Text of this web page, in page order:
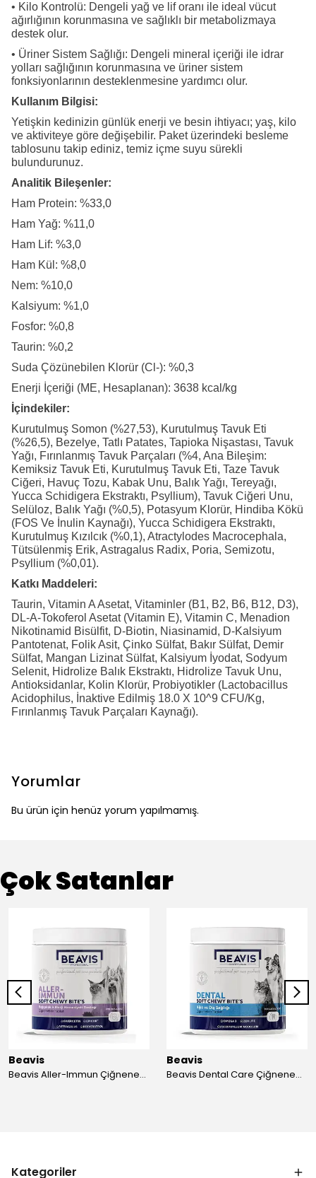
• Kilo Kontrolü: Dengeli yağ ve lif oranı ile ideal vücut
ağırlığının korunmasına ve sağlıklı bir metabolizmaya
destek olur.
• Üriner Sistem Sağlığı: Dengeli mineral içeriği ile idrar
yolları sağlığının korunmasına ve üriner sistem
fonksiyonlarının desteklenmesine yardımcı olur.
Kullanım Bilgisi:
Yetişkin kedinizin günlük enerji ve besin ihtiyacı; yaş, kilo
ve aktiviteye göre değişebilir. Paket üzerindeki besleme
tablosunu takip ediniz, temiz içme suyu sürekli
bulundurunuz.
Analitik Bileşenler:
Ham Protein: %33,0
Ham Yağ: %11,0
Ham Lif: %3,0
Ham Kül: %8,0
Nem: %10,0
Kalsiyum: %1,0
Fosfor: %0,8
Taurin: %0,2
Suda Çözünebilen Klorür (Cl-): %0,3
Enerji İçeriği (ME, Hesaplanan): 3638 kcal/kg
İçindekiler:
Kurutulmuş Somon (%27,53), Kurutulmuş Tavuk Eti
(%26,5), Bezelye, Tatlı Patates, Tapioka Nişastası, Tavuk
Yağı, Fırınlanmış Tavuk Parçaları (%4, Ana Bileşim:
Kemiksiz Tavuk Eti, Kurutulmuş Tavuk Eti, Taze Tavuk
Ciğeri, Havuç Tozu, Kabak Unu, Balık Yağı, Tereyağı,
Yucca Schidigera Ekstraktı, Psyllium), Tavuk Ciğeri Unu,
Selüloz, Balık Yağı (%0,5), Potasyum Klorür, Hindiba Kökü
(FOS Ve İnulin Kaynağı), Yucca Schidigera Ekstraktı,
Kurutulmuş Kızılcık (%0,1), Atractylodes Macrocephala,
Tütsülenmiş Erik, Astragalus Radix, Poria, Semizotu,
Psyllium (%0,01).
Katkı Maddeleri:
Taurin, Vitamin A Asetat, Vitaminler (B1, B2, B6, B12, D3),
DL-Α-Tokoferol Asetat (Vitamin E), Vitamin C, Menadion
Nikotinamid Bisülfit, D-Biotin, Niasinamid, D-Kalsiyum
Pantotenat, Folik Asit, Çinko Sülfat, Bakır Sülfat, Demir
Sülfat, Mangan Lizinat Sülfat, Kalsiyum İyodat, Sodyum
Selenit, Hidrolize Balık Ekstraktı, Hidrolize Tavuk Unu,
Antioksidanlar, Kolin Klorür, Probiyotikler (Lactobacillus
Acidophilus, İnaktive Edilmiş 18.0 X 10^9 CFU/Kg,
Fırınlanmış Tavuk Parçaları Kaynağı).
Yorumlar
Bu ürün için henüz yorum yapılmamış.
Çok Satanlar
Beavis
Beavis Aller-Immun Çiğnenebilir Tablet 105 gr - 3 Adet
Beavis
Beavis Dental Care Çiğnenebilir Tablet 105 gr - 3 Adet
Kategoriler